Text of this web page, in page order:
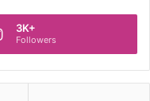
3K+
Followers